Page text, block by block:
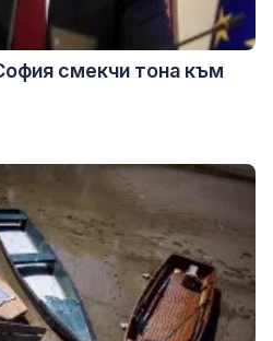
смекчи тона към